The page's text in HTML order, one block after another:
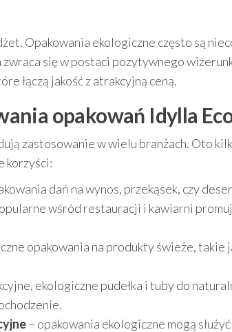
Opakowania ekologiczne często są
się w postaci pozytywnego
łączą jakość z atrakcyjną ceną.
opakowań Idylla
zastosowanie w wielu branżach. Oto
korzyści:
dań na wynos, przekąsek, czy
wśród restauracji i kawiarni
opakowania na produkty świeże, takie
ekologiczne pudełka i tuby do
– opakowania ekologiczne mogą